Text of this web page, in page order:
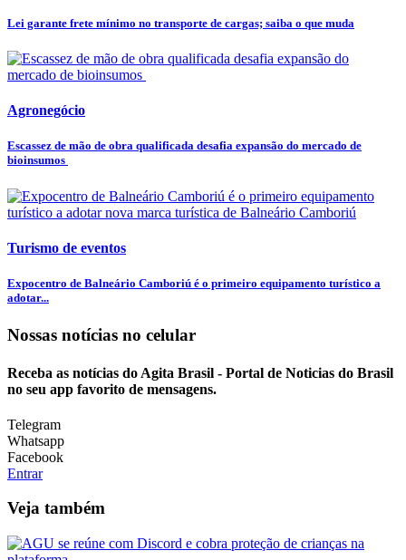
Lei garante frete mínimo no transporte de cargas; saiba o que muda
Agronegócio
Escassez de mão de obra qualificada desafia expansão do mercado de
bioinsumos
Turismo de eventos
Expocentro de Balneário Camboriú é o primeiro equipamento turístico a
adotar...
Nossas notícias no celular
Receba as notícias do Agita Brasil - Portal de Noticias do Brasil
no seu app favorito de mensagens.
Telegram
Whatsapp
Facebook
Entrar
Veja também